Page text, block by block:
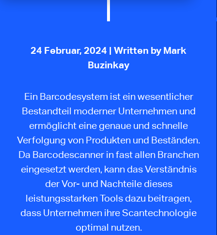
24 Februar, 2024 | Written by Mark
Buzinkay
Ein Barcodesystem ist ein wesentlicher
Bestandteil moderner Unternehmen und
ermöglicht eine genaue und schnelle
Verfolgung von Produkten und Beständen.
Da Barcodescanner in fast allen Branchen
eingesetzt werden, kann das Verständnis
der Vor- und Nachteile dieses
leistungsstarken Tools dazu beitragen,
dass Unternehmen ihre Scantechnologie
optimal nutzen.